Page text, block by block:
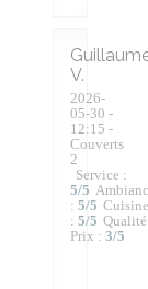
V
2026-
05-30 -
12:15 -
Couverts
2
Service :
5/5
: 5/5 Cuisine
: 5/5
Prix : 3/5